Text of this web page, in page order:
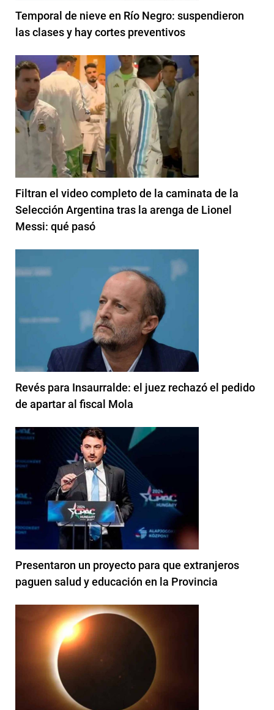
Temporal de nieve en Río Negro: suspendieron
las clases y hay cortes preventivos
Filtran el video completo de la caminata de la
Selección Argentina tras la arenga de Lionel
Messi: qué pasó
Revés para Insaurralde: el juez rechazó el pedido
de apartar al fiscal Mola
Presentaron un proyecto para que extranjeros
paguen salud y educación en la Provincia